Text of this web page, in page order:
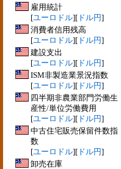
雇用統計
[ユーロドル][ ドル円]
消費者信用残高
[ユーロドル][ ドル円]
建設支出
[ユーロドル][ ドル円]
ISM非製造業景況指数
[ユーロドル][ ドル円]
四半期非農業部門労働生
産性/単位労働費用
[ユーロドル][ ドル円]
中古住宅販売保留件数指
数
[ユーロドル][ ドル円]
卸売在庫